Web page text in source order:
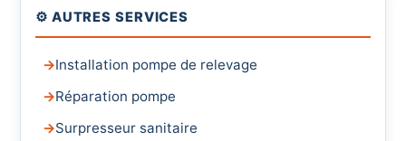
⚙️ AUTRES SERVICES
Installation pompe de relevage
Réparation pompe
Surpresseur sanitaire